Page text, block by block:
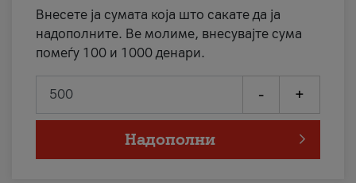
Внесете ја сумата која што сакате да ја
надополните. Ве молиме, внесувајте сума
помеѓу 100 и 1000 денари.
- +
Надополни